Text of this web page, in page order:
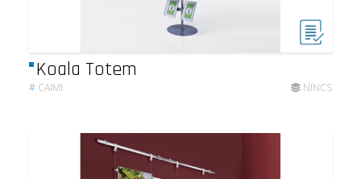
Koala Totem
# CAIMI NINCS